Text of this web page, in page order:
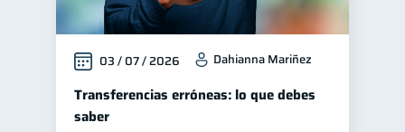
03 / 07 / 2026 Dahianna Mariñez
Transferencias erróneas: lo que debes
saber